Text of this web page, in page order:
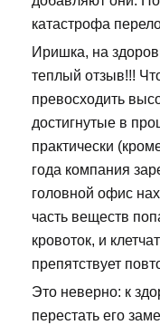
катастрофа
Иришка, на
теплый отзыв!!!
превосходить
достигнутые в
практически
года компания
головной офис
часть веществ
кровоток, и
препятствует
Это неверно: к
перестать его